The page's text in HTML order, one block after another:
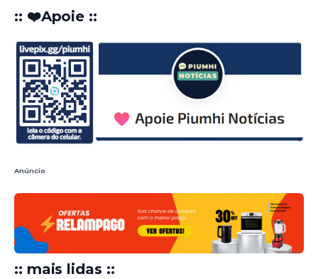
:: ❤️Apoie ::
Anúncio
:: mais lidas ::